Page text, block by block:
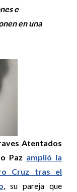
e
en una
Atentados
Paz amplió la
Cruz tras el
, su pareja que